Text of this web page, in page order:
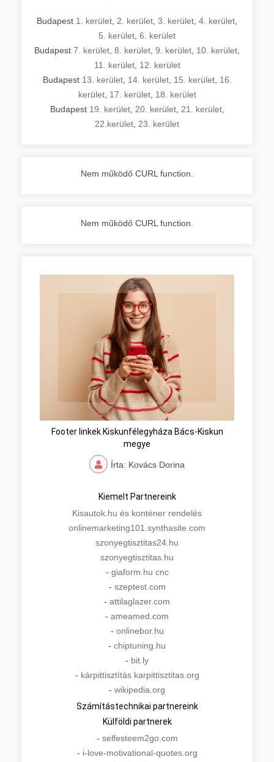
Budapest 1. kerület 2. kerület 3. kerület 4. kerület
5. kerület 6. kerület
Budapest 7. kerület 8. kerület 9. kerület 10. kerület
11. kerület, 12. kerület
Budapest 13. kerület, 14. kerület, 15. kerület, 16.
kerület, 17. kerület, 18. kerület
Budapest 19. kerület, 20. kerület, 21. kerület,
22.kerület 23. kerület
Nem működő CURL function.
Nem működő CURL function.
Footer linkek Kiskunfélegyháza Bács-Kiskun
megye
Írta: Kovács Dorina
Kiemelt Partnereink
Kisautok.hu és konténer rendelés
onlinemarketing101.synthasite.com
szonyegtisztitas24.hu
szonyegtisztitas.hu
- giaform.hu cnc
- szeptest.com
- attilaglazer.com
- ameamed.com
- onlinebor.hu
- chiptuning.hu
- bit.ly
- kárpittisztítás karpittisztitas.org
- wikipedia.org
Számítástechnikai partnereink
Külföldi partnerek
- selfesteem2go.com
- i-love-motivational-quotes.org